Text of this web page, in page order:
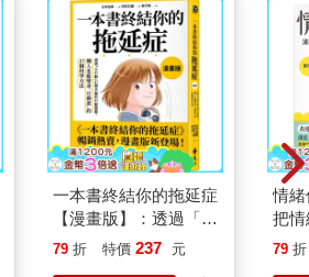
一本書終結你的拖延症
【漫畫版】：透過「小
行動」打開大腦的行動
79 折 特價 237 元
情
把
誰
79 折